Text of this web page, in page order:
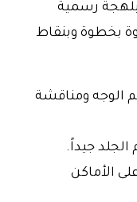
بلهجة رسمية
بخطوة وبنقاط
الوجه ومناقشة
جيداً.
الأماكن